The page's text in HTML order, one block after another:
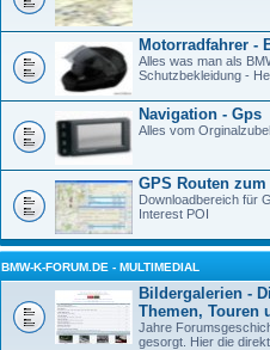
Motorradfahrer -
Alles was man als
Schutzbekleidung -
Navigation - Gps
Alles vom
GPS Routen
Downloadbereich für
Interest POI
BMW-K-FORUM.DE - MULTIMEDIAL
Bildergalerien -
Themen, Touren
Jahre
gesorgt. Hier die